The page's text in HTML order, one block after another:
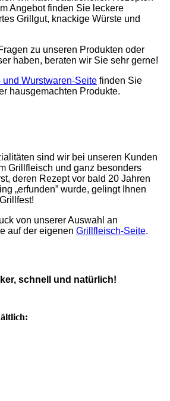
Angebot finden Sie leckere
Grillgut, knackige Würste und
zu unseren Produkten oder
haben, beraten wir Sie sehr gerne!
und Wurstwaren-Seite finden Sie
hausgemachten Produkte.
sind wir bei unseren Kunden
Grillfleisch und ganz besonders
deren Rezept vor bald 20 Jahren
„erfunden” wurde, gelingt Ihnen
von unserer Auswahl an
auf der eigenen Grillfleisch-Seite.
schnell und natürlich!